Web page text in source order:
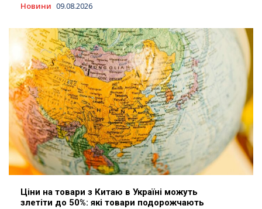
Новини 09.08.2026
Ціни на товари з Китаю в Україні можуть
злетіти до 50%: які товари подорожчають